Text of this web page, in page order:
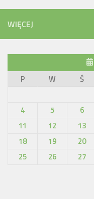
WIĘCEJ
P
W Ś
4
5 6
11
12 13
18
19 20
25
26 27